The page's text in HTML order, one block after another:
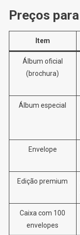
Preços
Item
Álbum oficial
(brochura)
Álbum especial
Envelope
Edição premium
Caixa com 100
envelopes